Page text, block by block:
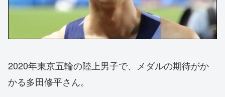
2020年東京五輪の陸上男子で、メダルの期待がか
かる多田修平さん。